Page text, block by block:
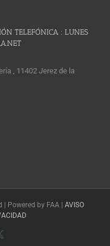
TELEFÓNICA : LUNES
, 11402 Jerez de la
| Powered by FAA | AVISO